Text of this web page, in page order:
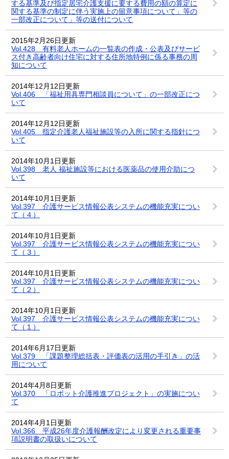
する基準及び指定居宅介護支援に要する費用の額の算定に
関する基準の制定に伴う実施上の留意事項について」等の
一部改正について」等の送付について
2015年2月26日更新
Vol.428 有料老人ホームの一覧表の作成・公表及びサービ
ス付き高齢者向け住宅に対する住所地特例に係る事務の周
知について
2014年12月12日更新
Vol.406 「福祉用具専門相談員について」の一部改正につ
いて
2014年12月12日更新
Vol.405 指定介護老人福祉施設等の入所に関する指針につ
いて
2014年10月1日更新
Vol.398 老人 福祉施設等における医薬品の使用介助につ
いて
2014年10月1日更新
Vol.397 介護サービス情報公表システムの機能充実につい
て（４）
2014年10月1日更新
Vol.397 介護サービス情報公表システムの機能充実につい
て（３）
2014年10月1日更新
Vol.397 介護サービス情報公表システムの機能充実につい
て（２）
2014年10月1日更新
Vol.397 介護サービス情報公表システムの機能充実につい
て（１）
2014年6月17日更新
Vol.379 「課題整理総括表・評価表の活用の手引き」の活
用について
2014年4月8日更新
Vol.370 「ロボット介護推進プロジェクト」の実施につい
て
2014年4月1日更新
Vol.366 平成26年度介護報酬改定により変更される重要事
項説明書の取扱いについて